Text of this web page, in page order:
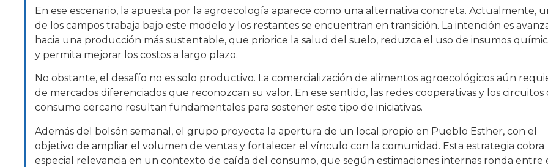
En ese escenario, la apuesta por la agroecología aparece como una alternativa concreta. Actualmente,
de los campos trabaja bajo este modelo y los restantes se encuentran en transición. La intención es
hacia una producción más sustentable, que priorice la salud del suelo, reduzca el uso de insumos
y permita mejorar los costos a largo plazo.
No obstante, el desafío no es solo productivo. La comercialización de alimentos agroecológicos aún
de mercados diferenciados que reconozcan su valor. En ese sentido, las redes cooperativas y los circuitos
consumo cercano resultan fundamentales para sostener este tipo de iniciativas.
Además del bolsón semanal, el grupo proyecta la apertura de un local propio en Pueblo Esther, con el
objetivo de ampliar el volumen de ventas y fortalecer el vínculo con la comunidad. Esta estrategia cobra
especial relevancia en un contexto de caída del consumo, que según estimaciones internas ronda entre